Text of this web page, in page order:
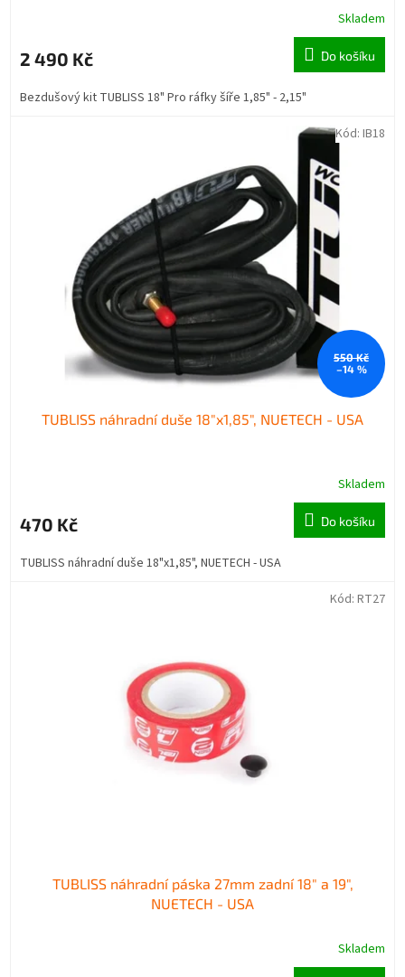
Skladem
2 490 Kč Do košíku
Bezdušový kit TUBLISS 18" Pro ráfky šíře 1,85" - 2,15"
550 Kč
–14 %
TUBLISS náhradní duše 18"x1,85", NUETECH - USA
Skladem
470 Kč Do košíku
TUBLISS náhradní duše 18"x1,85", NUETECH - USA
Kód: IB18
TUBLISS náhradní páska 27mm zadní 18" a 19",
NUETECH - USA
Skladem
Kód: RT27